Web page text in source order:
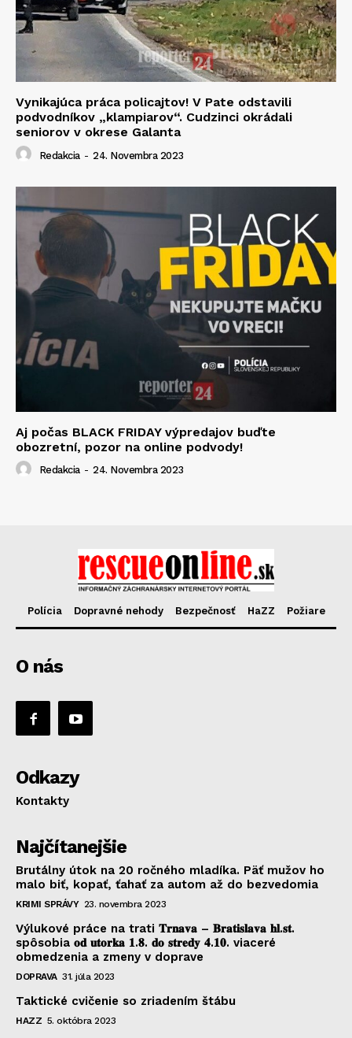
Vynikajúca práca policajtov! V Pate odstavili
podvodníkov „klampiarov“. Cudzinci okrádali
seniorov v okrese Galanta
Redakcia - 24. Novembra 2023
Aj počas BLACK FRIDAY výpredajov buďte
obozretní, pozor na online podvody!
Redakcia - 24. Novembra 2023
Polícia Dopravné nehody Bezpečnosť HaZZ Požiare
O nás
Odkazy
Kontakty
Najčítanejšie
Brutálny útok na 20 ročného mladíka. Päť mužov ho
malo biť, kopať, ťahať za autom až do bezvedomia
KRIMI SPRÁVY 23. novembra 2023
Výlukové práce na trati 𝐓𝐫𝐧𝐚𝐯𝐚 – 𝐁𝐫𝐚𝐭𝐢𝐬𝐥𝐚𝐯𝐚 𝐡𝐥.𝐬𝐭.
spôsobia 𝐨𝐝 𝐮𝐭𝐨𝐫𝐤𝐚 𝟏.𝟖. 𝐝𝐨 𝐬𝐭𝐫𝐞𝐝𝐲 𝟒.𝟏𝟎. viaceré
obmedzenia a zmeny v doprave
DOPRAVA 31. júla 2023
Taktické cvičenie so zriadením štábu
HAZZ 5. októbra 2023